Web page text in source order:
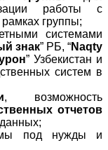
работы с
группы;
системами
знак” РБ, “Naqty
” Узбекистан и
систем в
, возможность
отчетов
под нужды и